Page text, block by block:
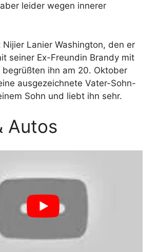
leider wegen innerer
Nijier Lanier Washington, den er
seiner Ex-Freundin Brandy mit
begrüßten ihn am 20. Oktober
ausgezeichnete Vater-Sohn-
Sohn und liebt ihn sehr.
Autos